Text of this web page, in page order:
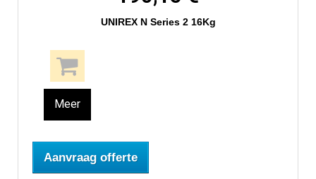
UNIREX N Series 2 16Kg
Meer
Aanvraag offerte